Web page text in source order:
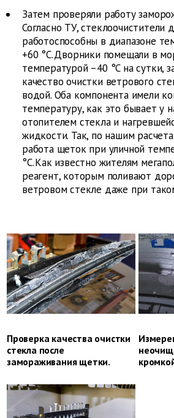
Затем проверяли работу
Согласно ТУ, стеклоочистители
работоспособны в диапазоне
+60 °C. Дворники помещали в
температурой –40 °C на сутки,
качество очистки ветрового
водой. Оба компонента имели
температуру, как это бывает у
отопителем стекла и
жидкости. Так, по нашим
работа щеток при уличной
°C. Как известно жителям
реагент, которым поливают
ветровом стекле даже при
Проверка качества очистки
стекла после
замораживания щетки.